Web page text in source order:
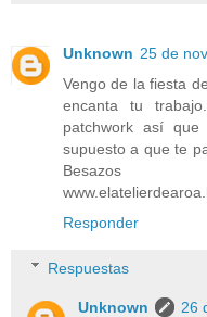
Unknown 25 de
Vengo de la fiesta
encanta tu
patchwork así
supuesto a que te
Besazos
Responder
Respuestas
Unknown 26